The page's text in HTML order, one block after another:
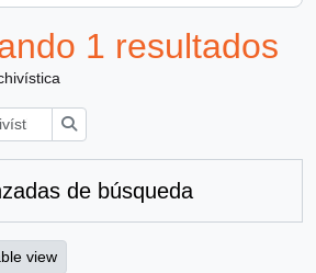
1 resultados
de búsqueda
view